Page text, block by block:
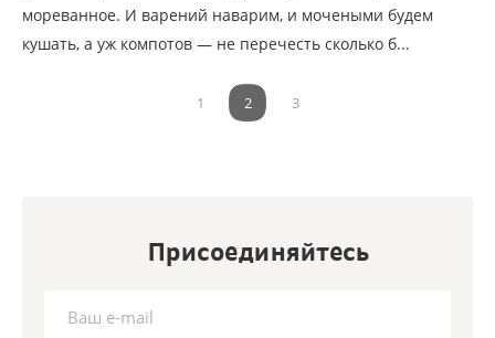
мореванное. И варений наварим, и мочеными будем
кушать, а уж компотов — не перечесть сколько б...
1 2 3
Присоединяйтесь